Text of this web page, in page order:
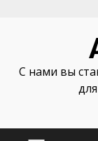
С нами вы